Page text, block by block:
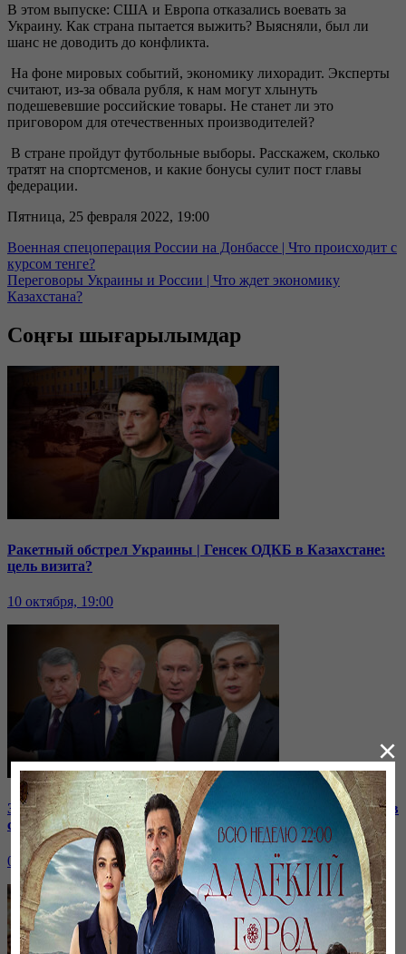
В этом выпуске: США и Европа отказались воевать за
Украину. Как страна пытается выжить? Выясняли, был ли
шанс не доводить до конфликта.
На фоне мировых событий, экономику лихорадит. Эксперты
считают, из-за обвала рубля, к нам могут хлынуть
подешевевшие российские товары. Не станет ли это
приговором для отечественных производителей?
В стране пройдут футбольные выборы. Расскажем, сколько
тратят на спортсменов, и какие бонусы сулит пост главы
федерации.
Пятница, 25 февраля 2022, 19:00
Военная спецоперация России на Донбассе | Что происходит с
курсом тенге?
Переговоры Украины и России | Что ждет экономику
Казахстана?
Соңғы шығарылымдар
Ракетный обстрел Украины | Генсек ОДКБ в Казахстане:
цель визита?
10 октября, 19:00
Зачем встретились лидеры стран СНГ? | Роль Казахстана в
строительстве нашей АЭС
07 октября, 19:00
×